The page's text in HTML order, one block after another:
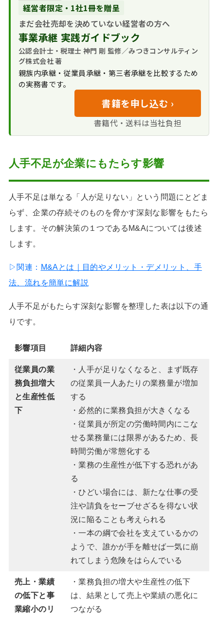
M&Aで人手不足を
M&Aによる承継
事業継続と成長の
機会
題を大手食品企業と人
材育成で解決
後継者不在と地方
課題をエネルギッシュ
その他の人材確保
日本の人手不足はなぜ深刻化してい
人手不足の影響で
倒産が増加（2025年公
表）
足の状況（2024年公
人手不足が特に顕著な業界とその理
由
飲食業で特に深刻
建設業界の高齢化
と若年層の減少
宿泊業界の厳しい
IT業界の深刻な人材
不足
医療・介護業界の
需給ギャップ
飲食サービス業界
エネルギー業界の
人手不足とM&Aのまとめ
経営者限定・1社1冊を贈呈
まだ会社売却を決めていない経営者の方へ
事業承継 実践ガイドブック
公認会計士・税理士 神門 剛 監修／みつきコンサルティン
グ株式会社 著
親族内承継・従業員承継・第三者承継を比較するため
の実務書です。
書籍を申し込む ›
書籍代・送料は当社負担
人手不足が企業にもたらす影響
人手不足は単なる「人が足りない」という問題にとどま
らず、企業の存続そのものを脅かす深刻な影響をもたら
します。その解決策の１つであるM&Aについては後述
します。
▷関連： M&Aとは｜目的やメリット・デメリット、手
法、流れを簡単に解説
人手不足がもたらす深刻な影響を整理した表は以下の通
りです。
影響項目 詳細内容
従業員の業
務負担増大
と生産性低
下
・人手が足りなくなると、まず既存
の従業員一人あたりの業務量が増加
する
・必然的に業務負担が大きくなる
・従業員が所定の労働時間内にこな
せる業務量には限界があるため、長
時間労働が常態化する
・業務の生産性が低下する恐れがあ
る
・ひどい場合には、新たな仕事の受
注や請負をセーブせざるを得ない状
況に陥ることも考えられる
・一本の綱で会社を支えているかの
ようで、誰かが手を離せば一気に崩
れてしまう危険をはらんでいる
売上・業績
の低下と事
業縮小のリ
・業務負担の増大や生産性の低下
は、結果として売上や業績の悪化に
つながる